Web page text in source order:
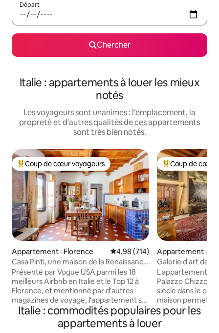
Départ
Chercher
Italie : appartements à louer les mieux
notés
Les voyageurs sont unanimes : l'emplacement, la
propreté et d'autres qualités de ces appartements
sont très bien notés.
Coup de cœur voyageurs parmi les plus aimés
Coup de cœur voyageurs
Appartement · Florence Note moyenne de 4,98 sur 5,
4,98 (714)
Casa Pinti, une maison de la Renaissance
dans le centre de Florence
Présenté par Vogue USA parmi les 18
meilleurs Airbnb en Italie et le Top 12 à
Florence, et mentionné par d'autres
magazines de voyage, l'appartement se
trouve au troisième étage d'un bâtiment
du XVIe siècle sans ascenseur, lumineux
avec vue sur le toit. Avec des sols en
Coup de cœur
Coup de cœur
Appartement ·
Galerie d'art dans
Dogeshouse
L'appartement
Palazzo Chizzola,
siècle dans le
maison permet
des séjours
une atmosphère
espaces
Italie : commodités populaires pour les
appartements à louer